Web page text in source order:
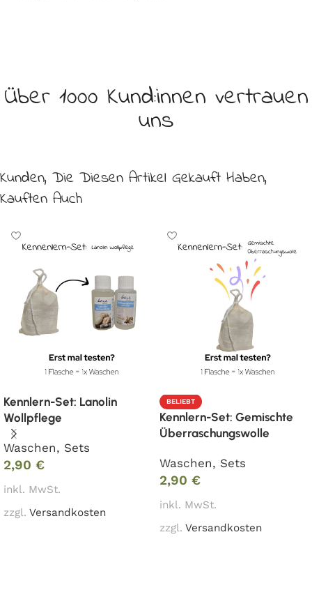
Über 1000 Kund:innen vertrauen
uns
Kunden, Die Diesen Artikel Gekauft Haben,
Kauften Auch
Kennlern-Set: Lanolin
Wollpflege
Waschen, Sets
2,90 €
inkl. MwSt.
zzgl. Versandkosten
BELIEBT
Kennlern-Set: Gemischte
Überraschungswolle
Waschen, Sets
2,90 €
inkl. MwSt.
zzgl. Versandkosten